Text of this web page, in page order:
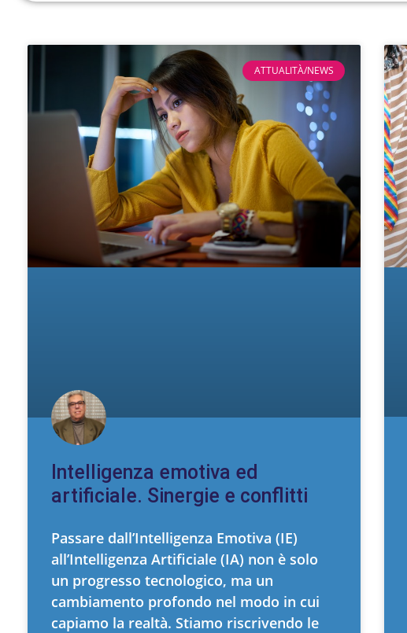
ATTUALITÀ/NEWS
Intelligenza emotiva ed
artificiale. Sinergie e conflitti
Passare dall’Intelligenza Emotiva (IE)
all’Intelligenza Artificiale (IA) non è solo
un progresso tecnologico, ma un
cambiamento profondo nel modo in cui
capiamo la realtà. Stiamo riscrivendo le